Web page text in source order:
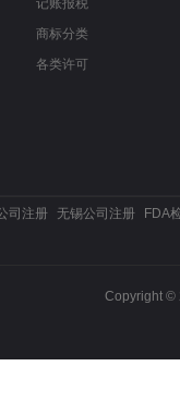
记账报税
商标分类
各类许可
司注册 无锡公司注册 FDA
Copyright ©